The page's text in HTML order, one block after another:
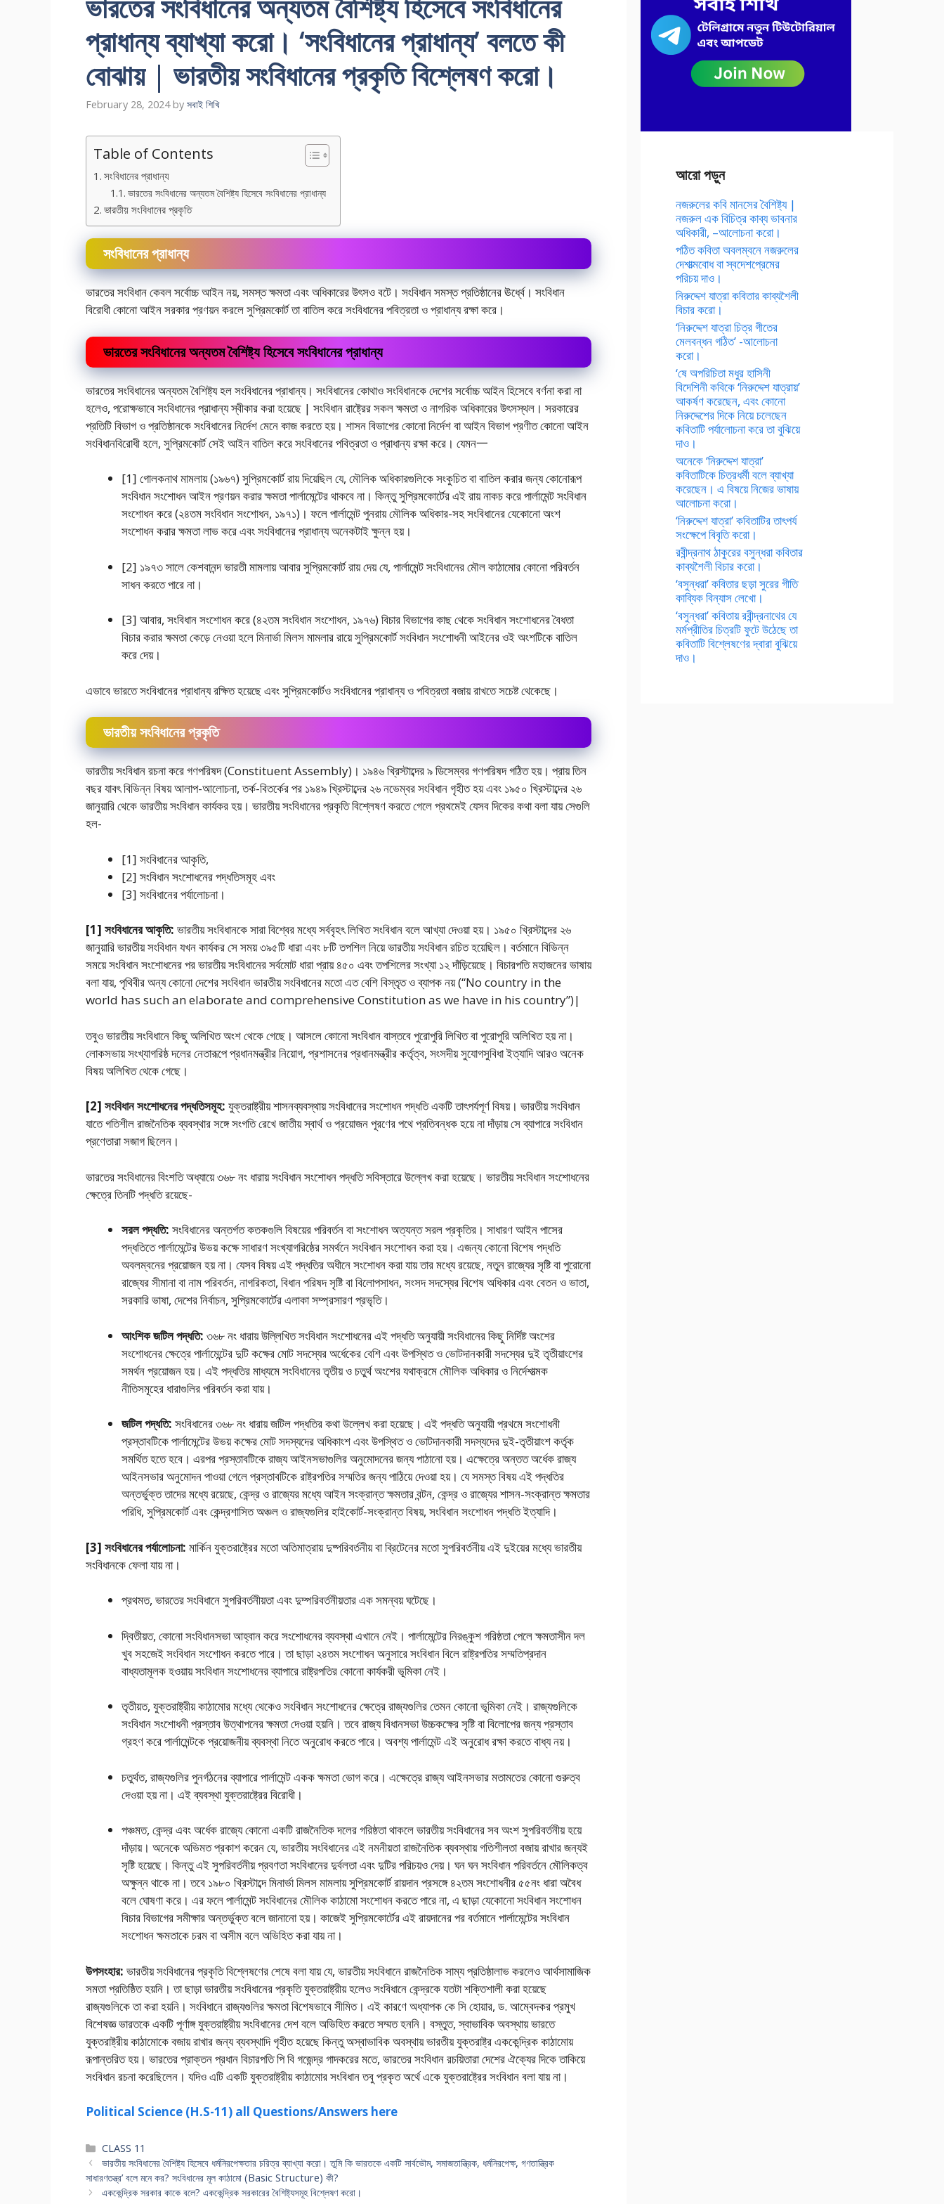
প্রাধান্য ব্যাখ্যা করাে। ‘সংবিধানের প্রাধান্য’ বলতে কী
বোঝায় | ভারতীয় সংবিধানের প্রকৃতি বিশ্লেষণ করাে।
February 28, 2024 by সবাই শিখি
Table of Contents
সংবিধানের প্রাধান্য
ভারতের সংবিধানের অন্যতম বৈশিষ্ট্য হিসেবে সংবিধানের প্রাধান্য
ভারতীয় সংবিধানের প্রকৃতি
সংবিধানের প্রাধান্য
ভারতের সংবিধান কেবল সর্বোচ্চ আইন নয়, সমস্ত ক্ষমতা এবং অধিকারের উৎসও বটে। সংবিধান সমস্ত প্রতিষ্ঠানের ঊর্ধ্বে। সংবিধান
বিরােধী কোনাে আইন সরকার প্রণয়ন করলে সুপ্রিমকোর্ট তা বাতিল করে সংবিধানের পবিত্রতা ও প্রাধান্য রক্ষা করে।
ভারতের সংবিধানের অন্যতম বৈশিষ্ট্য হিসেবে সংবিধানের প্রাধান্য
ভারতের সংবিধানের অন্যতম বৈশিষ্ট্য হল সংবিধানের প্রাধান্য। সংবিধানের কোথাও সংবিধানকে দেশের সর্বোচ্চ আইন হিসেবে বর্ণনা করা না
হলেও, পরােক্ষভাবে সংবিধানের প্রাধান্য স্বীকার করা হয়েছে | সংবিধান রাষ্ট্রের সকল ক্ষমতা ও নাগরিক অধিকারের উৎসস্থল। সরকারের
প্রতিটি বিভাগ ও প্রতিষ্ঠানকে সংবিধানের নির্দেশ মেনে কাজ করতে হয়। শাসন বিভাগের কোনাে নির্দেশ বা আইন বিভাগ প্রণীত কোনাে আইন
সংবিধানবিরােধী হলে, সুপ্রিমকোর্ট সেই আইন বাতিল করে সংবিধানের পবিত্রতা ও প্রাধান্য রক্ষা করে। যেমন一
[1] গােলকনাথ মামলায় (১৯৬৭) সুপ্রিমকোর্ট রায় দিয়েছিল যে, মৌলিক অধিকারগুলিকে সংকুচিত বা বাতিল করার জন্য কোনােরূপ
সংবিধান সংশােধন আইন প্রণয়ন করার ক্ষমতা পার্লামেন্টের থাকবে না। কিন্তু সুপ্রিমকোর্টের এই রায় নাকচ করে পার্লামেন্ট সংবিধান
সংশােধন করে (২৪তম সংবিধান সংশােধন, ১৯৭১)। ফলে পার্লামেন্ট পুনরায় মৌলিক অধিকার-সহ সংবিধানের যেকোনাে অংশ
সংশােধন করার ক্ষমতা লাভ করে এবং সংবিধানের প্রাধান্য অনেকটাই ক্ষুন্ন হয়।
[2] ১৯৭৩ সালে কেশবানন্দ ভারতী মামলায় আবার সুপ্রিমকোর্ট রায় দেয় যে, পার্লামেন্ট সংবিধানের মৌল কাঠামাের কোনাে পরিবর্তন
সাধন করতে পারে না।
[3] আবার, সংবিধান সংশােধন করে (৪২তম সংবিধান সংশােধন, ১৯৭৬) বিচার বিভাগের কাছ থেকে সংবিধান সংশােধনের বৈধতা
বিচার করার ক্ষমতা কেড়ে নেওয়া হলে মিনার্ভা মিলস মামলার রায়ে সুপ্রিমকোর্ট সংবিধান সংশােধনী আইনের ওই অংশটিকে বাতিল
করে দেয়।
এভাবে ভারতে সংবিধানের প্রাধান্য রক্ষিত হয়েছে এবং সুপ্রিমকোর্টও সংবিধানের প্রাধান্য ও পবিত্রতা বজায় রাখতে সচেষ্ট থেকেছে।
ভারতীয় সংবিধানের প্রকৃতি
ভারতীয় সংবিধান রচনা করে গণপরিষদ (Constituent Assembly)। ১৯৪৬ খ্রিস্টাব্দের ৯ ডিসেম্বর গণপরিষদ গঠিত হয়। প্রায় তিন
বছর যাবৎ বিভিন্ন বিষয় আলাপ-আলােচনা, তর্ক-বিতর্কের পর ১৯৪৯ খ্রিস্টাব্দের ২৬ নভেম্বর সংবিধান গৃহীত হয় এবং ১৯৫০ খ্রিস্টাব্দের ২৬
জানুয়ারি থেকে ভারতীয় সংবিধান কার্যকর হয়। ভারতীয় সংবিধানের প্রকৃতি বিশ্লেষণ করতে গেলে প্রথমেই যেসব দিকের কথা বলা যায় সেগুলি
হল-
[1] সংবিধানের আকৃতি,
[2] সংবিধান সংশােধনের পদ্ধতিসমূহ এবং
[3] সংবিধানের পর্যালোচনা।
[1] সংবিধানের আকৃতি: ভারতীয় সংবিধানকে সারা বিশ্বের মধ্যে সর্ববৃহৎ লিখিত সংবিধান বলে আখ্যা দেওয়া হয়। ১৯৫০ খ্রিস্টাব্দের ২৬
জানুয়ারি ভারতীয় সংবিধান যখন কার্যকর সে সময় ৩৯৫টি ধারা এবং ৮টি তপশিল নিয়ে ভারতীয় সংবিধান রচিত হয়েছিল। বর্তমানে বিভিন্ন
সময়ে সংবিধান সংশােধনের পর ভারতীয় সংবিধানের সর্বমােট ধারা প্রায় ৪৫০ এবং তপশিলের সংখ্যা ১২ দাঁড়িয়েছে। বিচারপতি মহাজনের ভাষায়
বলা যায়, পৃথিবীর অন্য কোনো দেশের সংবিধান ভারতীয় সংবিধানের মতাে এত বেশি বিস্তৃত ও ব্যাপক নয় (“No country in the
world has such an elaborate and comprehensive Constitution as we have in his country”)|
তবুও ভারতীয় সংবিধানে কিছু অলিখিত অংশ থেকে গেছে। আসলে কোনাে সংবিধান বাস্তবে পুরােপুরি লিখিত বা পুরোপুরি অলিখিত হয় না।
লােকসভায় সংখ্যাগরিষ্ঠ দলের নেতারূপে প্রধানমন্ত্রীর নিয়ােগ, প্রশাসনের প্রধানমন্ত্রীর কর্তৃত্ব, সংসদীয় সুযােগসুবিধা ইত্যাদি আরও অনেক
বিষয় অলিখিত থেকে গেছে।
[2] সংবিধান সংশােধনের পদ্ধতিসমূহ: যুক্তরাষ্ট্রীয় শাসনব্যবস্থায় সংবিধানের সংশােধন পদ্ধতি একটি তাৎপর্যপূর্ণ বিষয়। ভারতীয় সংবিধান
যাতে গতিশীল রাজনৈতিক ব্যবস্থার সঙ্গে সংগতি রেখে জাতীয় স্বার্থ ও প্রয়ােজন পূরণের পথে প্রতিবন্ধক হয়ে না দাঁড়ায় সে ব্যাপারে সংবিধান
প্রণেতারা সজাগ ছিলেন।
ভারতের সংবিধানের বিংশতি অধ্যায়ে ৩৬৮ নং ধারায় সংবিধান সংশােধন পদ্ধতি সবিস্তারে উল্লেখ করা হয়েছে। ভারতীয় সংবিধান সংশােধনের
ক্ষেত্রে তিনটি পদ্ধতি রয়েছে-
সরল পদ্ধতি: সংবিধানের অন্তর্গত কতকগুলি বিষয়ের পরিবর্তন বা সংশােধন অত্যন্ত সরল প্রকৃতির। সাধারণ আইন পাসের
পদ্ধতিতে পার্লামেন্টের উভয় কক্ষে সাধারণ সংখ্যাগরিষ্ঠের সমর্থনে সংবিধান সংশােধন করা হয়। এজন্য কোনাে বিশেষ পদ্ধতি
অবলম্বনের প্রয়ােজন হয় না। যেসব বিষয় এই পদ্ধতির অধীনে সংশােধন করা যায় তার মধ্যে রয়েছে, নতুন রাজ্যের সৃষ্টি বা পুরােনাে
রাজ্যের সীমানা বা নাম পরিবর্তন, নাগরিকতা, বিধান পরিষদ সৃষ্টি বা বিলােপসাধন, সংসদ সদস্যের বিশেষ অধিকার এবং বেতন ও ভাতা,
সরকারি ভাষা, দেশের নির্বাচন, সুপ্রিমকোর্টের এলাকা সম্প্রসারণ প্রভৃতি।
আংশিক জটিল পদ্ধতি: ৩৬৮ নং ধারায় উল্লিখিত সংবিধান সংশােধনের এই পদ্ধতি অনুযায়ী সংবিধানের কিছু নির্দিষ্ট অংশের
সংশােধনের ক্ষেত্রে পার্লামেন্টের দুটি কক্ষের মােট সদস্যের অর্ধেকের বেশি এবং উপস্থিত ও ভােটদানকারী সদস্যের দুই তৃতীয়াংশের
সমর্থন প্রয়ােজন হয়। এই পদ্ধতির মাধ্যমে সংবিধানের তৃতীয় ও চতুর্থ অংশের যথাক্রমে মৌলিক অধিকার ও নির্দেশাত্মক
নীতিসমূহের ধারাগুলির পরিবর্তন করা যায়।
জটিল পদ্ধতি: সংবিধানের ৩৬৮ নং ধারায় জটিল পদ্ধতির কথা উল্লেখ করা হয়েছে। এই পদ্ধতি অনুযায়ী প্রথমে সংশােধনী
প্রস্তাবটিকে পার্লামেন্টের উভয় কক্ষের মােট সদস্যদের অধিকাংশ এবং উপস্থিত ও ভােটদানকারী সদস্যদের দুই-তৃতীয়াংশ কর্তৃক
সমর্থিত হতে হবে। এরপর প্রস্তাবটিকে রাজ্য আইনসভাগুলির অনুমােদনের জন্য পাঠানাে হয়। এক্ষেত্রে অন্তত অর্ধেক রাজ্য
আইনসভার অনুমােদন পাওয়া গেলে প্রস্তাবটিকে রাষ্ট্রপতির সম্মতির জন্য পাঠিয়ে দেওয়া হয়। যে সমস্ত বিষয় এই পদ্ধতির
অন্তর্ভুক্ত তাদের মধ্যে রয়েছে, কেন্দ্র ও রাজ্যের মধ্যে আইন সংক্রান্ত ক্ষমতার বন্টন, কেন্দ্র ও রাজ্যের শাসন-সংক্রান্ত ক্ষমতার
পরিধি, সুপ্রিমকোর্ট এবং কেন্দ্রশাসিত অঞ্চল ও রাজ্যগুলির হাইকোর্ট-সংক্রান্ত বিষয়, সংবিধান সংশােধন পদ্ধতি ইত্যাদি।
[3] সংবিধানের পর্যালােচনা: মার্কিন যুক্তরাষ্ট্রের মতাে অতিমাত্রায় দুষ্পরিবর্তনীয় বা ব্রিটেনের মতাে সুপরিবর্তনীয় এই দুইয়ের মধ্যে ভারতীয়
সংবিধানকে ফেলা যায় না।
প্রথমত, ভারতের সংবিধানে সুপরিবর্তনীয়তা এবং দুম্পরিবর্তনীয়তার এক সমন্বয় ঘটেছে।
দ্বিতীয়ত, কোনাে সংবিধানসভা আহ্বান করে সংশােধনের ব্যবস্থা এখানে নেই। পার্লামেন্টের নিরঙ্কুশ গরিষ্ঠতা পেলে ক্ষমতাসীন দল
খুব সহজেই সংবিধান সংশােধন করতে পারে। তা ছাড়া ২৪তম সংশােধন অনুসারে সংবিধান বিলে রাষ্ট্রপতির সম্মতিপ্রদান
বাধ্যতামূলক হওয়ায় সংবিধান সংশােধনের ব্যাপারে রাষ্ট্রপতির কোনাে কার্যকরী ভূমিকা নেই।
তৃতীয়ত, যুক্তরাষ্ট্রীয় কাঠামাের মধ্যে থেকেও সংবিধান সংশােধনের ক্ষেত্রে রাজ্যগুলির তেমন কোনাে ভূমিকা নেই। রাজ্যগুলিকে
সংবিধান সংশােধনী প্রস্তাব উত্থাপনের ক্ষমতা দেওয়া হয়নি। তবে রাজ্য বিধানসভা উচ্চকক্ষের সৃষ্টি বা বিলােপের জন্য প্রস্তাব
গ্রহণ করে পার্লামেন্টকে প্রয়ােজনীয় ব্যবস্থা নিতে অনুরােধ করতে পারে। অবশ্য পার্লামেন্ট এই অনুরােধ রক্ষা করতে বাধ্য নয়।
চতুর্থত, রাজ্যগুলির পুনর্গঠনের ব্যাপারে পার্লামেন্ট একক ক্ষমতা ভােগ করে। এক্ষেত্রে রাজ্য আইনসভার মতামতের কোনাে গুরুত্ব
দেওয়া হয় না। এই ব্যবস্থা যুক্তরাষ্ট্রের বিরােধী।
পঞ্চমত, কেন্দ্র এবং অর্ধেক রাজ্যে কোনাে একটি রাজনৈতিক দলের গরিষ্ঠতা থাকলে ভারতীয় সংবিধানের সব অংশ সুপরিবর্তনীয় হয়ে
দাঁড়ায়। অনেকে অভিমত প্রকাশ করেন যে, ভারতীয় সংবিধানের এই নমনীয়তা রাজনৈতিক ব্যবস্থায় গতিশীলতা বজায় রাখার জন্যই
সৃষ্টি হয়েছে। কিন্তু এই সুপরিবর্তনীয় প্রবণতা সংবিধানের দুর্বলতা এবং দুটির পরিচয়ও দেয়। ঘন ঘন সংবিধান পরিবর্তনে মৌলিকত্ব
অক্ষুন্ন থাকে না। তবে ১৯৮০ খ্রিস্টাব্দে মিনার্ভা মিলস মামলায় সুপ্রিমকোর্ট রায়দান প্রসঙ্গে ৪২তম সংশােধনীর ৫৫নং ধারা অবৈধ
বলে ঘােষণা করে। এর ফলে পার্লামেন্ট সংবিধানের মৌলিক কাঠামাে সংশােধন করতে পারে না, এ ছাড়া যেকোনাে সংবিধান সংশােধন
বিচার বিভাগের সমীক্ষার অন্তর্ভুক্ত বলে জানানাে হয়। কাজেই সুপ্রিমকোর্টের এই রায়দানের পর বর্তমানে পার্লামেন্টের সংবিধান
সংশােধন ক্ষমতাকে চরম বা অসীম বলে অভিহিত করা যায় না।
উপসংহার: ভারতীয় সংবিধানের প্রকৃতি বিশ্লেষণের শেষে বলা যায় যে, ভারতীয় সংবিধানে রাজনৈতিক সাম্য প্রতিষ্ঠালাভ করলেও আর্থসামাজিক
সমতা প্রতিষ্ঠিত হয়নি। তা ছাড়া ভারতীয় সংবিধানের প্রকৃতি যুক্তরাষ্ট্রীয় হলেও সংবিধানে কেন্দ্রকে যতটা শক্তিশালী করা হয়েছে
রাজ্যগুলিকে তা করা হয়নি। সংবিধানে রাজ্যগুলির ক্ষমতা বিশেষভাবে সীমিত। এই কারণে অধ্যাপক কে সি হােয়ার, ড. আম্বেদকর প্রমুখ
বিশেষজ্ঞ ভারতকে একটি পূর্ণাঙ্গ যুক্তরাষ্ট্রীয় সংবিধানের দেশ বলে অভিহিত করতে সম্মত হননি। বস্তুত, স্বাভাবিক অবস্থায় ভারতে
যুক্তরাষ্ট্রীয় কাঠামােকে বজায় রাখার জন্য ব্যবস্থাদি গৃহীত হয়েছে কিন্তু অস্বাভাবিক অবস্থায় ভারতীয় যুক্তরাষ্ট্র এককেন্দ্রিক কাঠামােয়
রূপান্তরিত হয়। ভারতের প্রাক্তন প্রধান বিচারপতি পি বি গজেন্দ্র গাদকরের মতে, ভারতের সংবিধান রচয়িতারা দেশের ঐক্যের দিকে তাকিয়ে
সংবিধান রচনা করেছিলেন। যদিও এটি একটি যুক্তরাষ্ট্রীয় কাঠামাের সংবিধান তবু প্রকৃত অর্থে একে যুক্তরাষ্ট্রের সংবিধান বলা যায় না।
Political Science (H.S-11) all Questions/Answers here
Categories
CLASS 11
ভারতীয় সংবিধানের বৈশিষ্ট্য হিসেবে ধর্মনিরপেক্ষতার চরিত্র ব্যাখ্যা করাে। তুমি কি ভারতকে একটি সার্বভৌম, সমাজতান্ত্রিক, ধর্মনিরপেক্ষ, গণতান্ত্রিক
সাধারণতন্ত্র’ বলে মনে কর? সংবিধানের মূল কাঠামাে (Basic Structure) কী?
এককেন্দ্রিক সরকার কাকে বলে? এককেন্দ্রিক সরকারের বৈশিষ্ট্যসমূহ বিশ্লেষণ করাে।
আরো পড়ুন
নজরুলের কবি মানসের বৈশিষ্ট্য |
নজরুল এক বিচিত্র কাব্য ভাবনার
অধিকারী, –আলোচনা করো।
পঠিত কবিতা অবলম্বনে নজরুলের
দেশাত্মবোধ বা স্বদেশপ্রেমের
পরিচয় দাও।
নিরুদ্দেশ যাত্রা কবিতার কাব্যশৈলী
বিচার করো।
‘নিরুদ্দেশ যাত্রা চিত্র গীতের
মেলবন্ধন গঠিত’ -আলোচনা
করো।
‘ষে অপরিচিতা মধুর হাসিনী
বিদেশিনী কবিকে ‘নিরুদ্দেশ যাত্রায়’
আকর্ষণ করেছেন, এবং কোনো
নিরুদ্দেশের দিকে নিয়ে চলেছেন
কবিতাটি পর্যালোচনা করে তা বুঝিয়ে
দাও।
অনেকে ‘নিরুদ্দেশ যাত্রা’
কবিতাটিকে চিত্রধর্মী বলে ব্যাখ্যা
করেছেন। এ বিষয়ে নিজের ভাষায়
আলোচনা করো।
‘নিরুদ্দেশ যাত্রা’ কবিতাটির তাৎপর্য
সংক্ষেপে বিবৃতি করো।
রবীন্দ্রনাথ ঠাকুরের বসুন্ধরা কবিতার
কাব্যশৈলী বিচার করো।
‘বসুন্ধরা’ কবিতার ছড়া সুরের গীতি
কাব্যিক বিন্যাস লেখো।
‘বসুন্ধরা’ কবিতায় রবীন্দ্রনাথের যে
মর্মপ্রীতির চিত্রটি ফুটে উঠেছে তা
কবিতাটি বিশ্লেষণের দ্বারা বুঝিয়ে
দাও।